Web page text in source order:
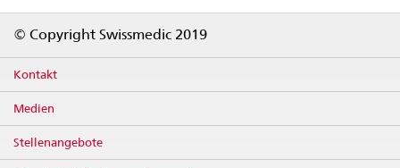
© Copyright Swissmedic 2019
Kontakt
Medien
Stellenangebote